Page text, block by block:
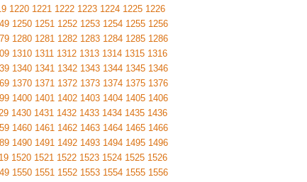
1220 1221 1222 1223 1224 1225 1226
1250 1251 1252 1253 1254 1255 1256
1280 1281 1282 1283 1284 1285 1286
1310 1311 1312 1313 1314 1315 1316
1340 1341 1342 1343 1344 1345 1346
1370 1371 1372 1373 1374 1375 1376
1400 1401 1402 1403 1404 1405 1406
1430 1431 1432 1433 1434 1435 1436
1460 1461 1462 1463 1464 1465 1466
1490 1491 1492 1493 1494 1495 1496
1520 1521 1522 1523 1524 1525 1526
1550 1551 1552 1553 1554 1555 1556